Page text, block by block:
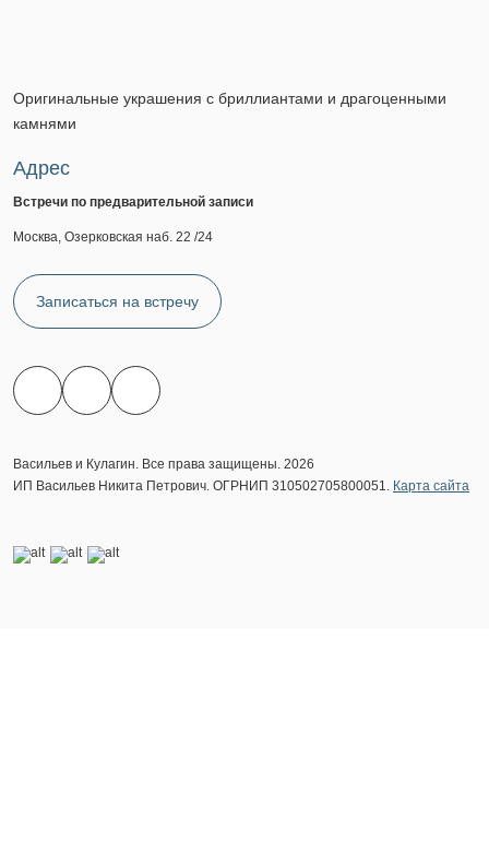
Оригинальные украшения с бриллиантами и драгоценными
камнями
Адрес
Встречи по предварительной записи
Москва, Озерковская наб. 22 /24
Записаться на встречу
Васильев и Кулагин. Все права защищены. 2026
ИП Васильев Никита Петрович. ОГРНИП 310502705800051. Карта сайта